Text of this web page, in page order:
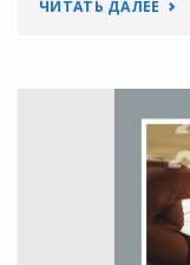
ЧИТАТЬ ДАЛЕЕ
КАК